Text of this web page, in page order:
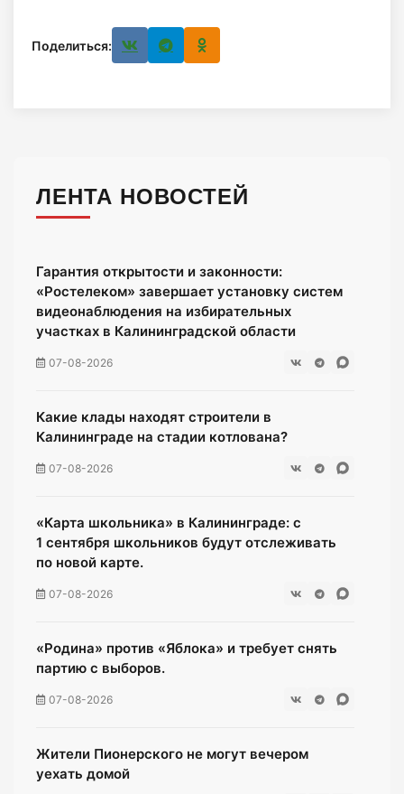
Поделиться:
ЛЕНТА НОВОСТЕЙ
Гарантия открытости и законности:
«Ростелеком» завершает установку систем
видеонаблюдения на избирательных
участках в Калининградской области
07-08-2026
Какие клады находят строители в
Калининграде на стадии котлована?
07-08-2026
«Карта школьника» в Калининграде: с
1 сентября школьников будут отслеживать
по новой карте.
07-08-2026
«Родина» против «Яблока» и требует снять
партию с выборов.
07-08-2026
Жители Пионерского не могут вечером
уехать домой